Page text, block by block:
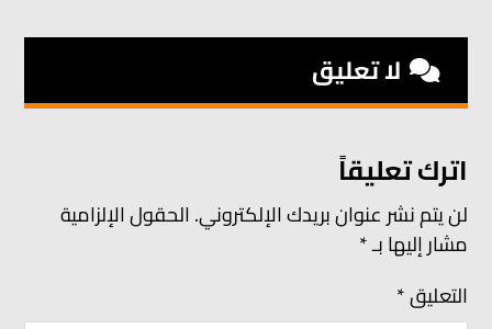
لا تعليق
اترك تعليقاً
لن يتم نشر عنوان بريدك الإلكتروني.الحقول الإلزامية
مشار إليها بـ*
التعليق*